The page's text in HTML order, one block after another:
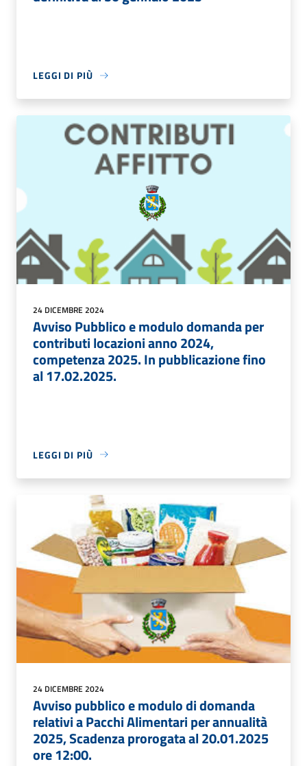
LEGGI DI PIÙ
24 DICEMBRE 2024
Avviso Pubblico e modulo domanda per
contributi locazioni anno 2024,
competenza 2025. In pubblicazione fino
al 17.02.2025.
LEGGI DI PIÙ
24 DICEMBRE 2024
Avviso pubblico e modulo di domanda
relativi a Pacchi Alimentari per annualità
2025, Scadenza prorogata al 20.01.2025
ore 12:00.